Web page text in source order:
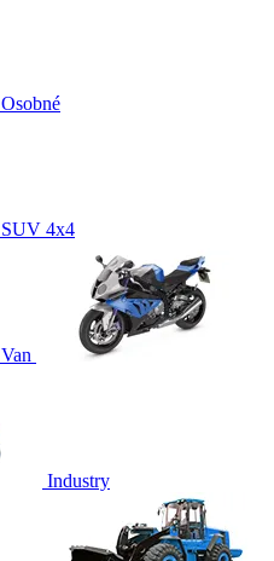
Osobné
SUV 4x4
Van
Industry